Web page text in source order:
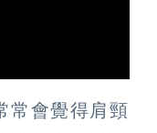
常會覺得肩頸